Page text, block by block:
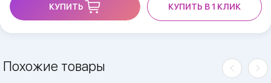
КУПИТЬ КУПИТЬ В 1 КЛИК
Похожие товары